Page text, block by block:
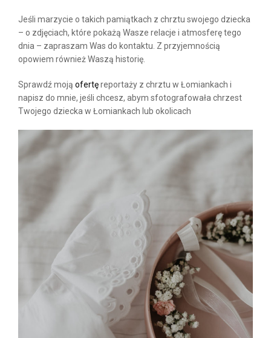
Jeśli marzycie o takich pamiątkach z chrztu swojego dziecka
– o zdjęciach, które pokażą Wasze relacje i atmosferę tego
dnia – zapraszam Was do kontaktu. Z przyjemnością
opowiem również Waszą historię.
Sprawdź moją ofertęreportaży z chrztu w Łomiankach i
napisz do mnie, jeśli chcesz, abym sfotografowała chrzest
Twojego dziecka w Łomiankach lub okolicach